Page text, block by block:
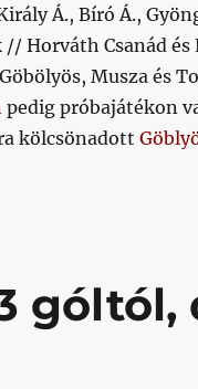
Á., Bíró Á.,
Horváth Csanád
Musza és
pedig próbajátékon
kölcsönadott
góltól,